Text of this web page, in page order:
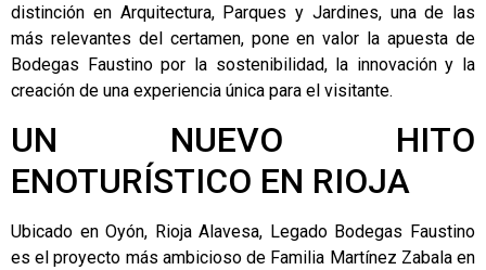
distinción en Arquitectura, Parques y Jardines, una de las
más relevantes del certamen, pone en valor la apuesta de
Bodegas Faustino por la sostenibilidad, la innovación y la
creación de una experiencia única para el visitante.
UN NUEVO HITO
ENOTURÍSTICO EN RIOJA
Ubicado en Oyón, Rioja Alavesa, Legado Bodegas Faustino
es el proyecto más ambicioso de Familia Martínez Zabala en